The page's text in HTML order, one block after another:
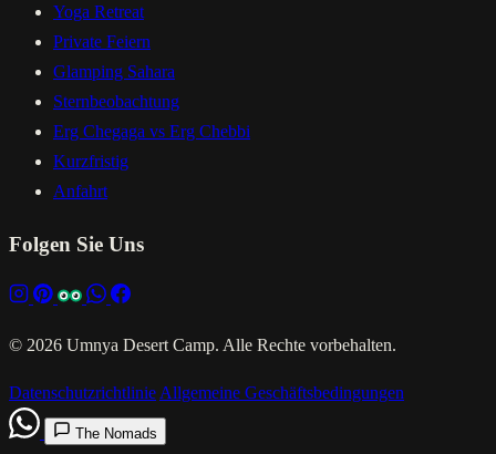
Yoga Retreat
Private Feiern
Glamping Sahara
Sternbeobachtung
Erg Chegaga vs Erg Chebbi
Kurzfristig
Anfahrt
Folgen Sie Uns
© 2026 Umnya Desert Camp. Alle Rechte vorbehalten.
Datenschutzrichtlinie Allgemeine Geschäftsbedingungen
The Nomads